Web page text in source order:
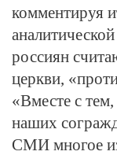
комментируя
россиян
церкви,
«Вместе с
наших
СМИ многое из